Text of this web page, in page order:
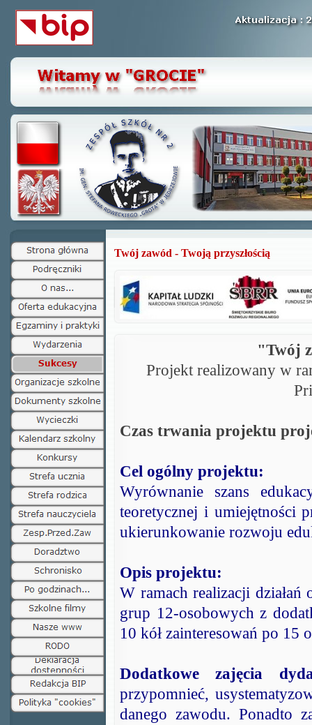
Twój zawód - Twoją przyszłością
"Twój
Projekt realizowany w
Czas trwania projektu
Cel ogólny projektu:
Wyrównanie szans
teoretycznej i umiejętności
ukierunkowanie rozwoju
Opis projektu:
W ramach realizacji
grup 12-osobowych z
10 kół zainteresowań po 15
Dodatkowe zajęcia
przypomnieć,
danego zawodu. Ponadto